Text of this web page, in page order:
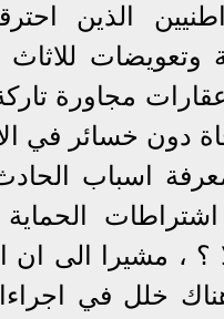
الذين
وتعويضات
في اكثر من 7 عقارات
دون خسائر في
اسباب الحادث
الحماية
لا ؟ ، مشيرا الى
خلل في